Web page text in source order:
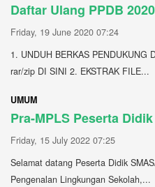
Daftar Ulang PPDB 2020
Friday, 19 June 2020 07:24
1. UNDUH BERKAS PENDUKUNG
rar/zip DI SINI 2. EKSTRAK FILE...
UMUM
Pra-MPLS Peserta
Friday, 15 July 2022 07:25
Selamat datang Peserta Didik
Pengenalan Lingkungan Sekolah,...